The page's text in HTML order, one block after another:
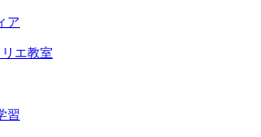
ア
エ教室
習